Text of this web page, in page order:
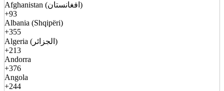
Afghanistan (افغانستان)
+93
Albania (Shqipëri)
+355
Algeria (الجزائر)
+213
Andorra
+376
Angola
+244